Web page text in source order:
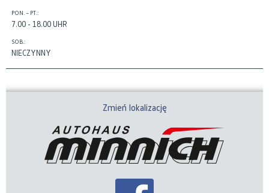
PON. – PT.:
7.00 - 18.00 UHR
SOB.:
NIECZYNNY
Zmień lokalizację